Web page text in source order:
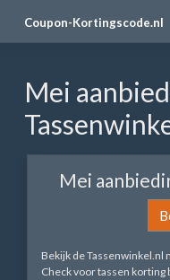
Coupon-Kortingscode.nl
Mei
Mei
Bekijk de Tassenwinkel.nl
Check voor tassen korting